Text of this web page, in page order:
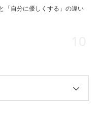
「自分に優しくする」の違い